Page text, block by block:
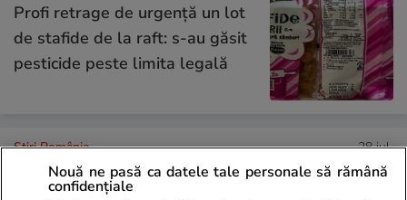
Profi retrage de urgență un lot
de stafide de la raft: s-au găsit
pesticide peste limita legală
Știri România 28 iul.
Un șofer de TIR român a
Nouă ne pasă ca datele tale personale să rămână
confidențiale